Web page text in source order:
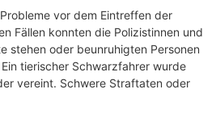
vor dem Eintreffen der
Fällen konnten die Polizistinnen und
stehen oder beunruhigten Personen
tierischer Schwarzfahrer wurde
vereint. Schwere Straftaten oder